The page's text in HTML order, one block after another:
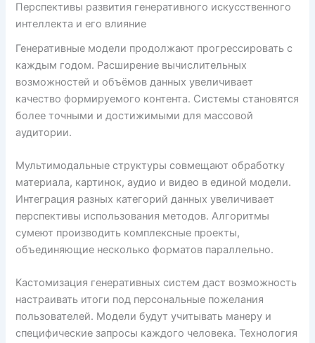
Перспективы развития генеративного искусственного
интеллекта и его влияние
Генеративные модели продолжают прогрессировать с
каждым годом. Расширение вычислительных
возможностей и объёмов данных увеличивает
качество формируемого контента. Системы становятся
более точными и достижимыми для массовой
аудитории.
Мультимодальные структуры совмещают обработку
материала, картинок, аудио и видео в единой модели.
Интеграция разных категорий данных увеличивает
перспективы использования методов. Алгоритмы
сумеют производить комплексные проекты,
объединяющие несколько форматов параллельно.
Кастомизация генеративных систем даст возможность
настраивать итоги под персональные пожелания
пользователей. Модели будут учитывать манеру и
специфические запросы каждого человека. Технология